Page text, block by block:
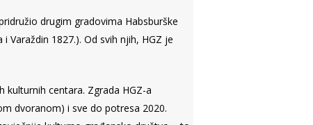
drugim gradovima Habsburške
Varaždin 1827.). Od svih njih, HGZ je
centara. Zgrada HGZ-a
dvoranom) i sve do potresa 2020.